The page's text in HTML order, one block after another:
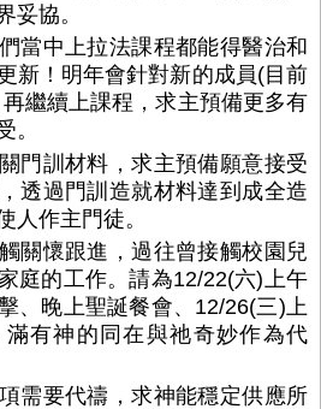
妥協。
當中上拉法課程都能得醫治和
新！明年會針對新的成員(目前
繼續上課程，求主預備更多有
。
門訓材料，求主預備願意接受
透過門訓造就材料達到成全造
人作主門徒。
關懷跟進，過往曾接觸校園兒
庭的工作。請為12/22(六)上午
、晚上聖誕餐會、12/26(三)上
有神的同在與祂奇妙作為代
需要代禱，求神能穩定供應所